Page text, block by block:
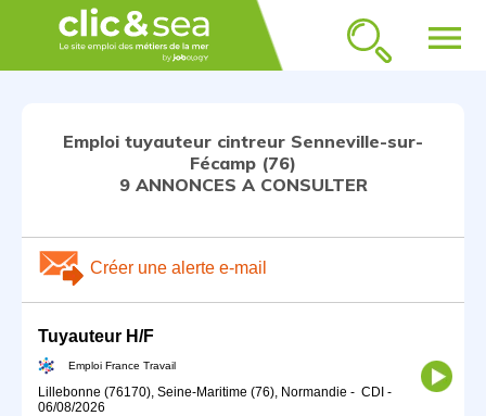
menu
Emploi tuyauteur cintreur Senneville-sur-
Fécamp (76)
9 ANNONCES A CONSULTER
Créer une alerte e-mail
Tuyauteur H/F
Emploi France Travail
Lillebonne (76170), Seine-Maritime (76), Normandie - CDI -
06/08/2026